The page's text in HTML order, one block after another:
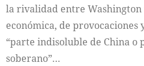
la rivalidad entre Washington
económica, de provocaciones
“parte indisoluble de China o
soberano”…